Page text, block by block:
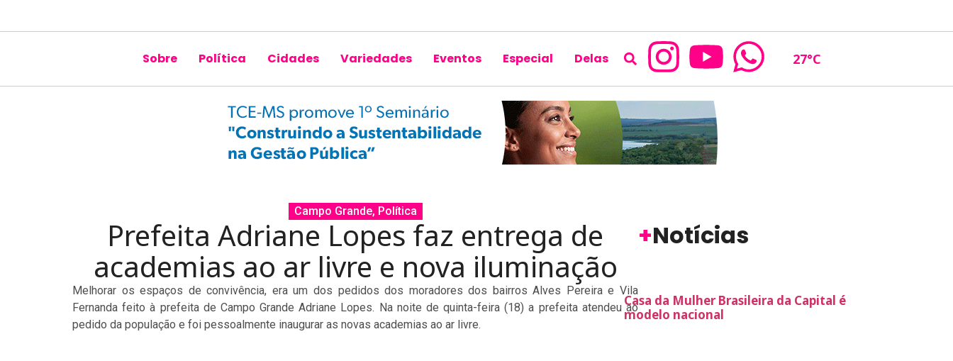
Sobre Política Cidades Variedades Eventos Especial Delas 27°C
Campo Grande, Política
Prefeita Adriane Lopes faz entrega de
academias ao ar livre e nova iluminação
Melhorar os espaços de convivência, era um dos pedidos dos moradores dos bairros Alves Pereira e Vila
Fernanda feito à prefeita de Campo Grande Adriane Lopes. Na noite de quinta-feira (18) a prefeita atendeu ao
pedido da população e foi pessoalmente inaugurar as novas academias ao ar livre.
+Notícias
Casa da Mulher Brasileira da Capital é
modelo nacional